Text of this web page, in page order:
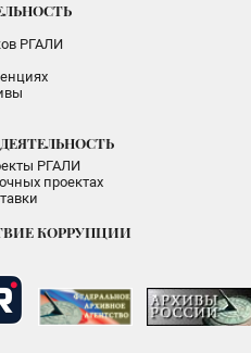
РГАЛИ
РГАЛИ
проектах
КОРРУПЦИИ